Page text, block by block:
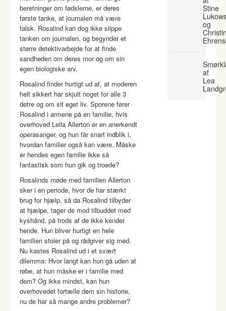
beretninger om fødslerne, er deres
første tanke, at journalen må være
falsk. Rosalind kan dog ikke slippe
tanken om journalen, og begynder et
større detektivarbejde for at finde
sandheden om deres mor og om sin
egen biologiske arv.
Rosalind finder hurtigt ud af, at moderen
helt sikkert har skjult noget for alle 3
døtre og om sit eget liv. Sporene fører
Rosalind i armene på en familie, hvis
overhoved Leila Allerton er en anerkendt
operasanger, og hun får snart indblik i,
hvordan familier også kan være. Måske
er hendes egen familie ikke så
fantastisk som hun gik og troede?
Rosalinds møde med familien Allerton
sker i en periode, hvor de har stærkt
brug for hjælp, så da Rosalind tilbyder
at hjælpe, tager de mod tilbuddet med
kyshånd, på trods af de ikke kender
hende. Hun bliver hurtigt en hele
familien stoler på og rådgiver sig med.
Nu kastes Rosalind ud i et svært
dilemma: Hvor langt kan hun gå uden at
røbe, at hun måske er i familie med
dem? Og ikke mindst, kan hun
overhovedet fortælle dem sin historie,
nu de har så mange andre problemer?
Stine
og
af
Lea